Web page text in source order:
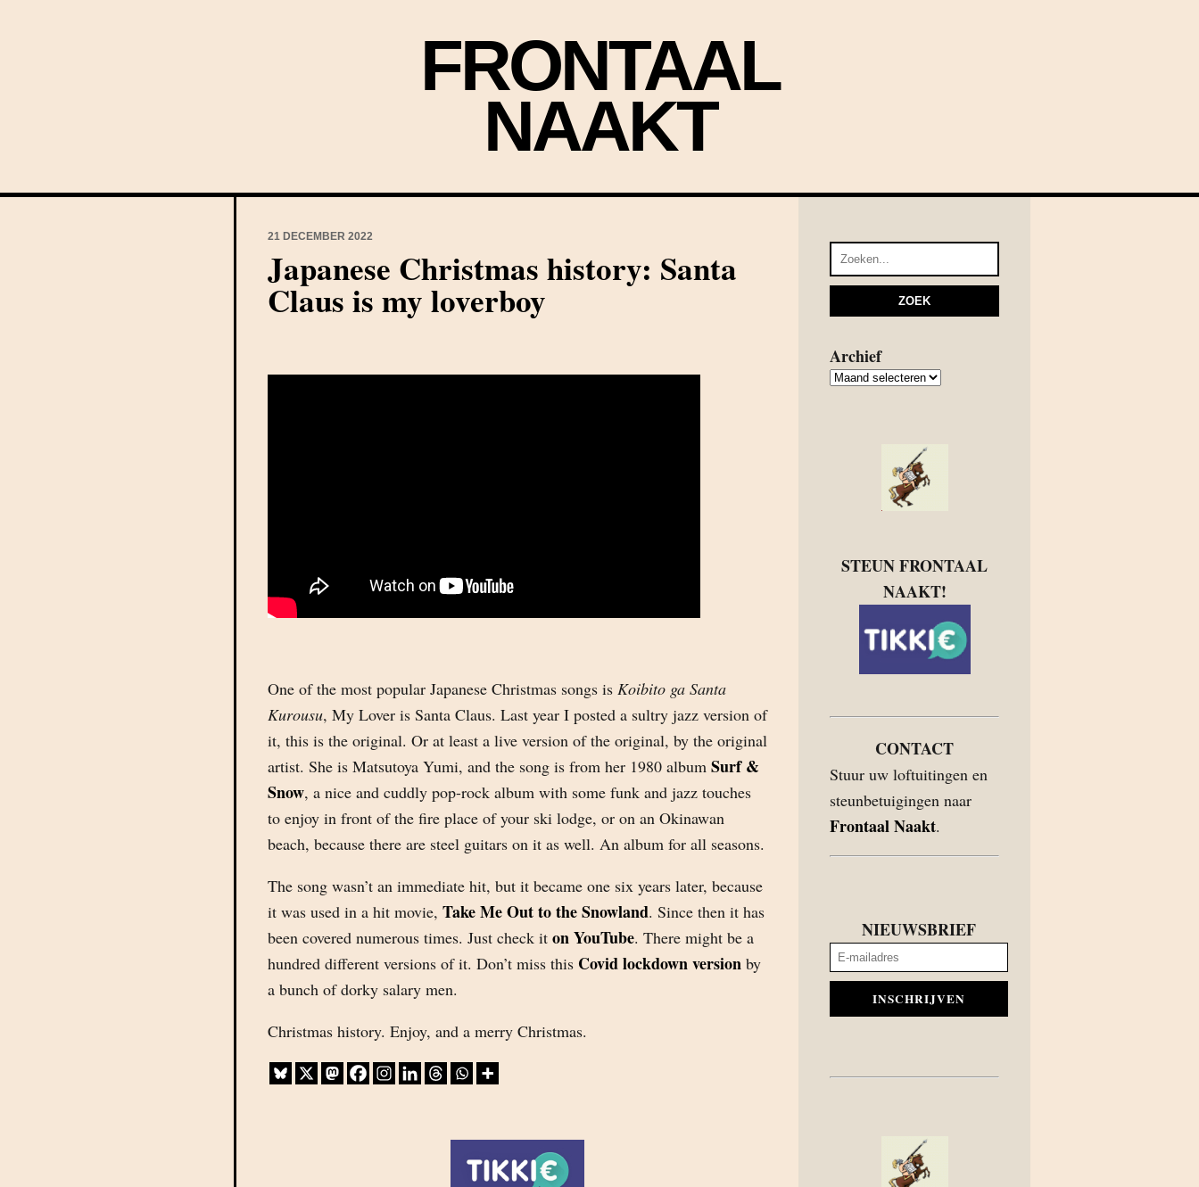
FRONTAAL
NAAKT
21 DECEMBER 2022
Japanese Christmas history: Santa
Claus is my loverboy
One of the most popular Japanese Christmas songs is Koibito ga Santa
Kurousu, My Lover is Santa Claus. Last year I posted a sultry jazz version of
it, this is the original. Or at least a live version of the original, by the original
artist. She is Matsutoya Yumi, and the song is from her 1980 album Surf &
Snow, a nice and cuddly pop-rock album with some funk and jazz touches
to enjoy in front of the fire place of your ski lodge, or on an Okinawan
beach, because there are steel guitars on it as well. An album for all seasons.
The song wasn’t an immediate hit, but it became one six years later, because
it was used in a hit movie, Take Me Out to the Snowland. Since then it has
been covered numerous times. Just check it on YouTube. There might be a
hundred different versions of it. Don’t miss this Covid lockdown version by
a bunch of dorky salary men.
Christmas history. Enjoy, and a merry Christmas.
Archief
Archief
STEUN FRONTAAL
NAAKT!
CONTACT
Stuur uw loftuitingen en
steunbetuigingen naar
Frontaal Naakt.
NIEUWSBRIEF
INSCHRIJVEN